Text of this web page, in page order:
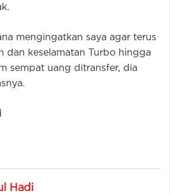
mengingatkan saya agar terus
dan keselamatan Turbo hingga
sempat uang ditransfer, dia
Hadi